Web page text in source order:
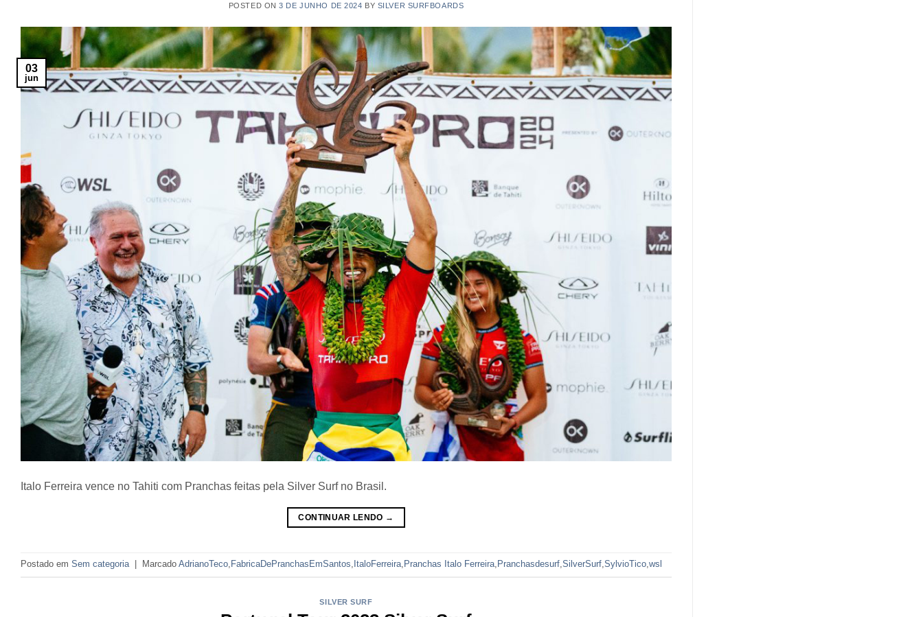
POSTED ON3 DE JUNHO DE 2024 BY SILVER SURFBOARDS
03
jun
Italo Ferreira vence no Tahiti com Pranchas feitas pela Silver Surf no Brasil.
CONTINUAR LENDO →
Postado em Sem categoria Marcado AdrianoTeco, FabricaDePranchasEmSantos, ItaloFerreira, Pranchas Italo Ferreira, Pranchasdesurf,SilverSurf,SylvioTico,wsl
SILVER SURF